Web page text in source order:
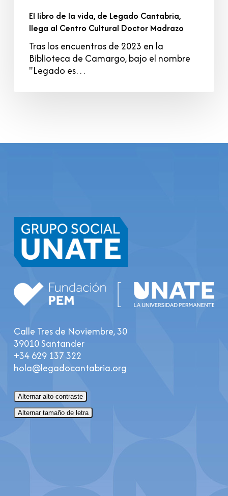
El libro de la vida, de Legado Cantabria,
llega al Centro Cultural Doctor Madrazo
Tras los encuentros de 2023 en la
Biblioteca de Camargo, bajo el nombre
"Legado es…
Calle Tres de Noviembre, 30
39010 Santander
+34 629 137 322
hola@legadocantabria.org
Alternar alto contraste
Alternar tamaño de letra